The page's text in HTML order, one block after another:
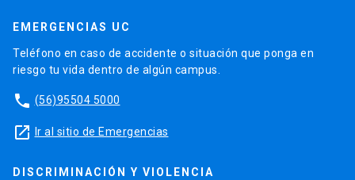
EMERGENCIAS UC
Teléfono en caso de accidente o situación que ponga en
riesgo tu vida dentro de algún campus.
phone (56)95504 5000
launch Ir al sitio de Emergencias
DISCRIMINACIÓN Y VIOLENCIA